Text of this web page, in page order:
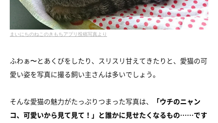
まいにちのねこのきもちアプリ投稿写真より
ふわぁ〜とあくびをしたり、スリスリ甘えてきたりと、愛猫の可
愛い姿を写真に撮る飼い主さんは多いでしょう。
そんな愛猫の魅力がたっぷりつまった写真は、
「ウチのニャン
コ、可愛いから見て見て！」と誰かに見せたくなるもの……です